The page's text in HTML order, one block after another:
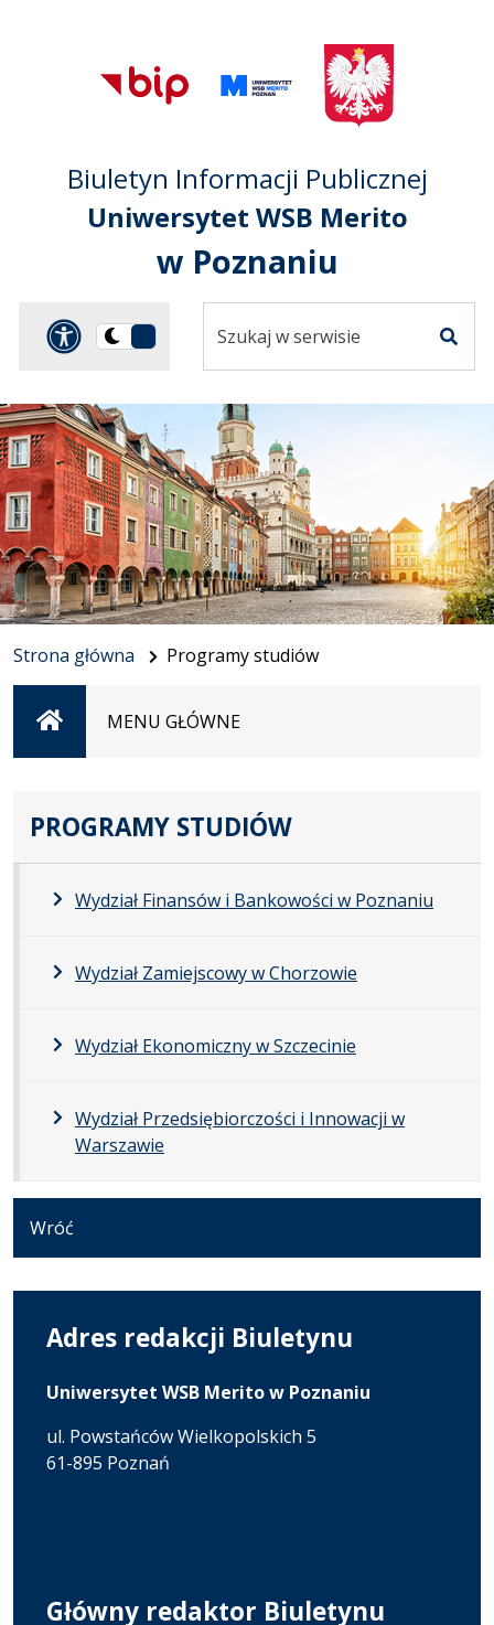
głównego menu
Przejdź do treści
Przejdź do mapy
serwisu
Biuletyn Informacji Publicznej
Uniwersytet WSB Merito
w Poznaniu
Panel dostosowania
Przełącz
ciemną
serwisie
Strona główna Programy studiów
StronaMENU GŁÓWNE
PROGRAMY STUDIÓW
Wydział Finansów i Bankowości w Poznaniu
Wydział Zamiejscowy w Chorzowie
Wydział Ekonomiczny w Szczecinie
Wydział Przedsiębiorczości i Innowacji w
Warszawie
Wróć
Adres redakcji Biuletynu
Uniwersytet WSB Merito w Poznaniu
ul. Powstańców Wielkopolskich 5
61-895 Poznań
Główny redaktor Biuletynu